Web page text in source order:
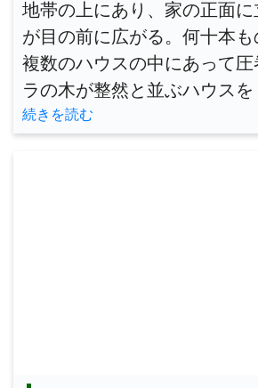
地帯の上にあり、家の正面
が目の前に広がる。何十本
複数のハウスの中にあって圧
ラの木が整然と並ぶハウス
続きを読む